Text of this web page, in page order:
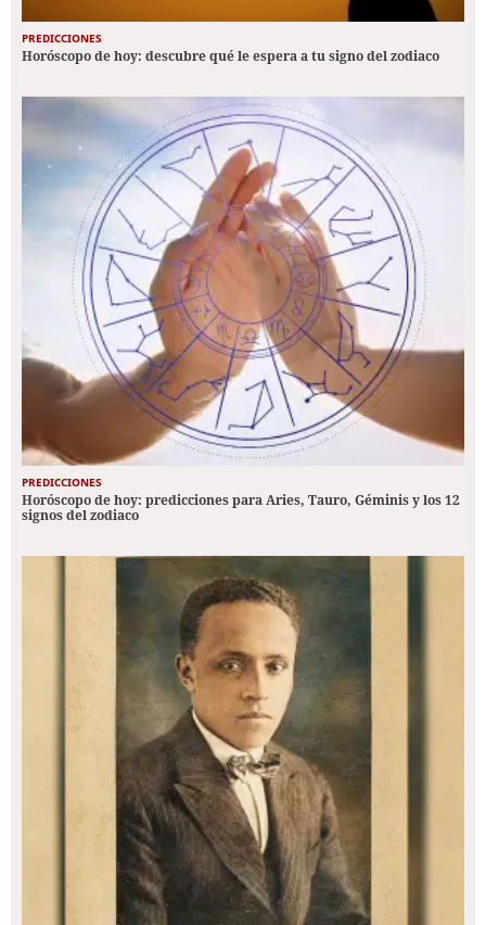
PREDICCIONES
Horóscopo de hoy: descubre qué le espera a tu signo del zodiaco
PREDICCIONES
Horóscopo de hoy: predicciones para Aries, Tauro, Géminis y los 12
signos del zodiaco